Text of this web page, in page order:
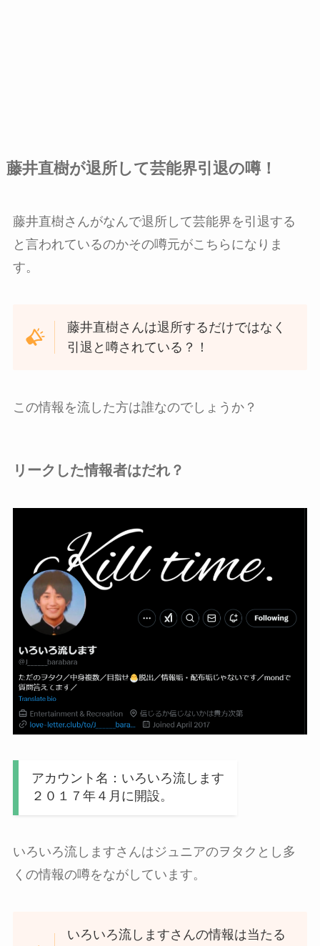
藤井直樹が退所して芸能界引退の噂！
藤井直樹さんがなんで退所して芸能界を引退する
と言われているのかその噂元がこちらになりま
す。
藤井直樹さんは退所するだけではなく
引退と噂されている？！
この情報を流した方は誰なのでしょうか？
リークした情報者はだれ？
アカウント名：いろいろ流します
２０１７年４月に開設。
いろいろ流しますさんはジュニアのヲタクとし多
くの情報の噂をながしています。
いろいろ流しますさんの情報は当たる